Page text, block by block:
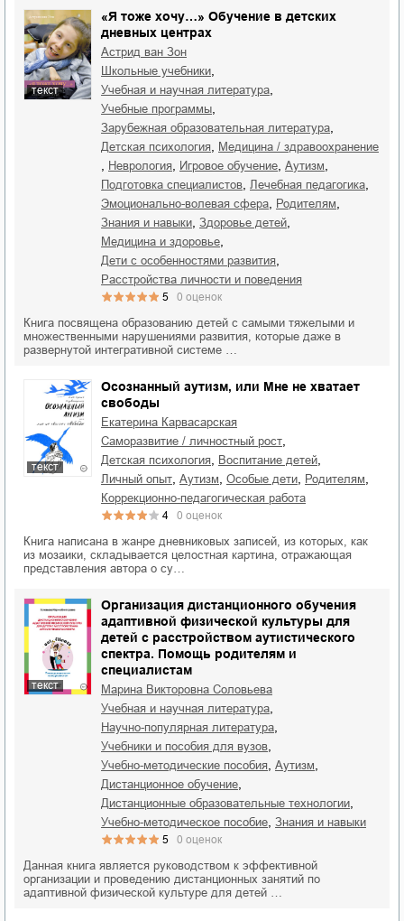
текст
«Я тоже хочу…» Обучение в детских
дневных центрах
Астрид ван Зон
школьные учебники
учебная и научная литература
учебные программы
зарубежная образовательная литература
детская психология медицина / здравоохранение
неврология игровое обучение аутизм
подготовка специалистов лечебная педагогика
эмоционально-волевая сфера родителям
знания и навыки здоровье детей
медицина и здоровье
дети с особенностями развития
расстройства личности и поведения
5 0 оценок
Книга посвящена образованию детей с самыми тяжелыми и
множественными нарушениями развития, которые даже в
развернутой интегративной системе …
текст
Осознанный аутизм, или Мне не хватает
свободы
Екатерина Карвасарская
саморазвитие / личностный рост
детская психология воспитание детей
личный опыт аутизм особые дети родителям
коррекционно-педагогическая работа
4 0 оценок
Книга написана в жанре дневниковых записей, из которых, как
из мозаики, складывается целостная картина, отражающая
представления автора о су…
текст
Организация дистанционного обучения
адаптивной физической культуры для
детей с расстройством аутистического
спектра. Помощь родителям и
специалистам
Марина Викторовна Соловьева
учебная и научная литература
научно-популярная литература
учебники и пособия для вузов
учебно-методические пособия аутизм
дистанционное обучение
дистанционные образовательные технологии
учебно-методическое пособие знания и навыки
5 0 оценок
Данная книга является руководством к эффективной
организации и проведению дистанционных занятий по
адаптивной физической культуре для детей …